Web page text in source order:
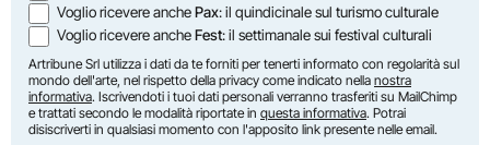
Voglio ricevere anchePax: il quindicinale sul turismo culturale
Voglio ricevere ancheFest: il settimanale sui festival culturali
Artribune Srl utilizza i dati da te forniti per tenerti informato con regolarità sul
mondo dell'arte, nel rispetto della privacy come indicato nella nostra
informativa. Iscrivendoti i tuoi dati personali verranno trasferiti su MailChimp
e trattati secondo le modalità riportate in questa informativa. Potrai
disiscriverti in qualsiasi momento con l'apposito link presente nelle email.